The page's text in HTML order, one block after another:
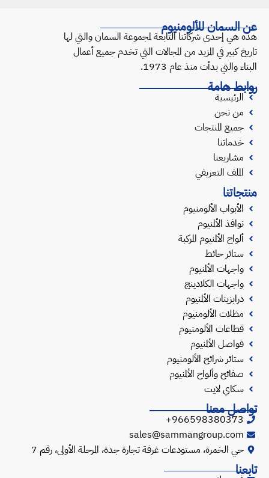
عن السمان للألومنيوم
هذه هي إحدى شركاتنا التابعة لمجموعة السمان والتي لها
تاريخ كبير في المزيد من المجالات التي تخدم جميع أعمال
البناء والتي بدأت منذ عام 1973.
روابط هامة
الرئيسية
من نحن
جميع المنتجات
خدماتنا
مشاريعنا
الملف التعريفي
منتجاتنا
الأبواب الألومنيوم
نوافذ الألمنيوم
ألواح الألمنيوم المركبة
ستائر حائط
واجهات الألمنيوم
واجهات الكلادينج
درابزينات الألمنيوم
مظلات الألومنيوم
قطاعات الألومنيوم
فواصل الألمنيوم
ستائر شرائح الألومنيوم
صفائح وألواح الألمنيوم
سكاي لايت
تواصل معنا
966598380373+
sales@sammangroup.com
حي الخمرة، مستودعات غرفة تجارة جدة، المرحلة الأولى، رقم 7
تابعنا